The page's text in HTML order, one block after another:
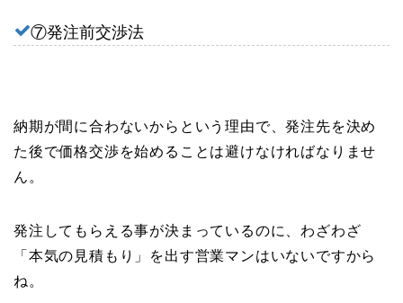
⑦発注前交渉法
納期が間に合わないからという理由で、発注先を決め
た後で価格交渉を始めることは避けなければなりませ
ん。
発注してもらえる事が決まっているのに、わざわざ
「本気の見積もり」を出す営業マンはいないですから
ね。